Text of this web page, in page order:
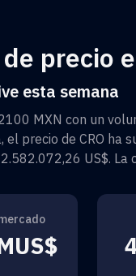
precio
esta semana
MXN con un
el precio de CRO ha
US$. La